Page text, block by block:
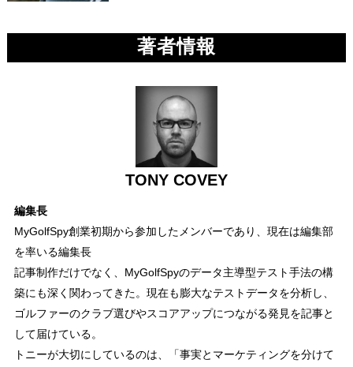
著者情報
TONY COVEY
編集長
MyGolfSpy創業初期から参加したメンバーであり、現在は編集部
を率いる編集長
記事制作だけでなく、MyGolfSpyのデータ主導型テスト手法の構
築にも深く関わってきた。現在も膨大なテストデータを分析し、
ゴルファーのクラブ選びやスコアアップにつながる発見を記事と
して届けている。
トニーが大切にしているのは、「事実とマーケティングを分けて